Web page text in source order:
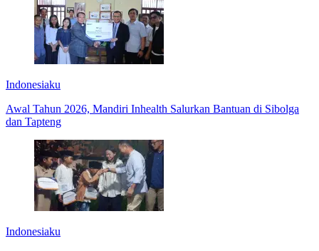
Indonesiaku
Awal Tahun 2026, Mandiri Inhealth Salurkan Bantuan di Sibolga
dan Tapteng
Indonesiaku